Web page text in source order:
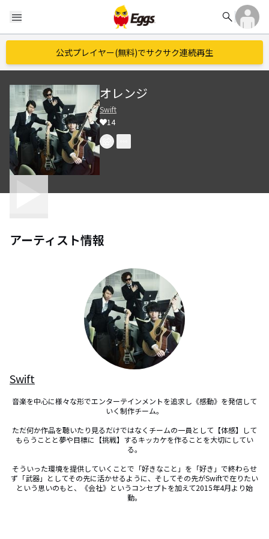
menu search
公式プレイヤー(無料)でサクサク連続再生
オレンジ
Swift
14
アーティスト情報
Swift
音楽を中心に様々な形でエンターテインメントを追求し《感動》を発信して
いく制作チーム。
ただ何か作品を聴いたり見るだけではなくチームの一員として【体感】して
もらうことと夢や目標に【挑戦】するキッカケを作ることを大切にしてい
る。
そういった環境を提供していくことで「好きなこと」を「好き」で終わらせ
ず「武器」としてその先に活かせるように、そしてその先がSwiftで在りたい
という思いのもと、《会社》というコンセプトを加えて2015年4月より始
動。